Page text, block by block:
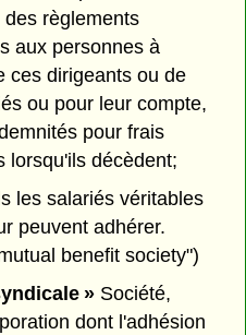
des règlements
aux personnes à
ces dirigeants ou de
ou pour leur compte,
pour frais
lorsqu'ils décèdent;
les salariés véritables
peuvent adhérer.
benefit society")
»Société,
dont l'adhésion